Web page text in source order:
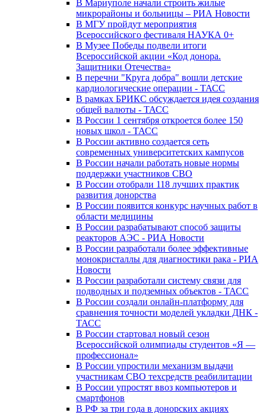
В Мариуполе начали строить жилые
микрорайоны и больницы – РИА Новости
В МГУ пройдут мероприятия
Всероссийского фестиваля НАУКА 0+
В Музее Победы подвели итоги
Всероссийской акции «Код донора.
Защитники Отечества»
В перечни "Круга добра" вошли детские
кардиологические операции - ТАСС
В рамках БРИКС обсуждается идея создания
общей валюты - ТАСС
В России 1 сентября откроется более 150
новых школ - ТАСС
В России активно создается сеть
современных университетских кампусов
В России начали работать новые нормы
поддержки участников СВО
В России отобрали 118 лучших практик
развития донорства
В России появится конкурс научных работ в
области медицины
В России разрабатывают способ защиты
реакторов АЭС - РИА Новости
В России разработали более эффективные
монокристаллы для диагностики рака - РИА
Новости
В России разработали систему связи для
подводных и подземных объектов - ТАСС
В России создали онлайн-платформу для
сравнения точности моделей укладки ДНК -
ТАСС
В России стартовал новый сезон
Всероссийской олимпиады студентов «Я —
профессионал»
В России упростили механизм выдачи
участникам СВО техсредств реабилитации
В России упростят ввоз компьютеров и
смартфонов
В РФ за три года в донорских акциях